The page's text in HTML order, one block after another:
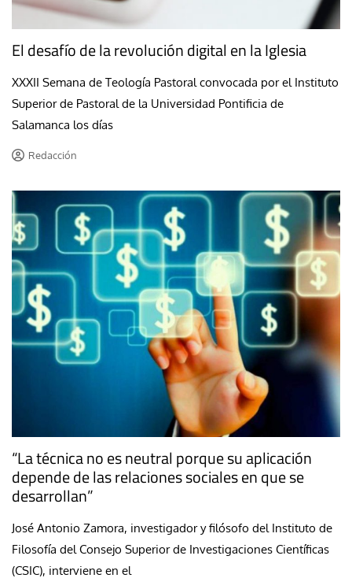
El desafío de la revolución digital en la Iglesia
XXXII Semana de Teología Pastoral convocada por el Instituto
Superior de Pastoral de la Universidad Pontificia de
Salamanca los días
Redacción
“La técnica no es neutral porque su aplicación
depende de las relaciones sociales en que se
desarrollan”
José Antonio Zamora, investigador y filósofo del Instituto de
Filosofía del Consejo Superior de Investigaciones Científicas
(CSIC), interviene en el